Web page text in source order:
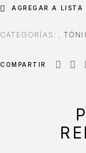
AGREGAR A LISTA
CATEGORÍAS:
COMPARTIR